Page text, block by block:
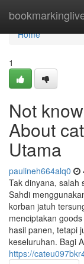
Home
Home
1
Not
About
Utama
paulineh664alq0
Tak dinyana, salah
Sahdi
korban jatuh
menciptakan
hasil panen, tetapi
keseluruhan. Bagi
https://